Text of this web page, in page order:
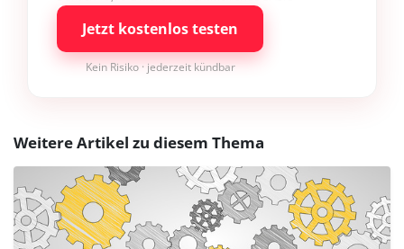
Jetzt kostenlos testen
Kein Risiko · jederzeit kündbar
Weitere Artikel zu diesem Thema